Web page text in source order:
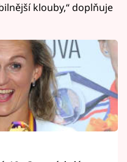
klouby,“ doplňuje